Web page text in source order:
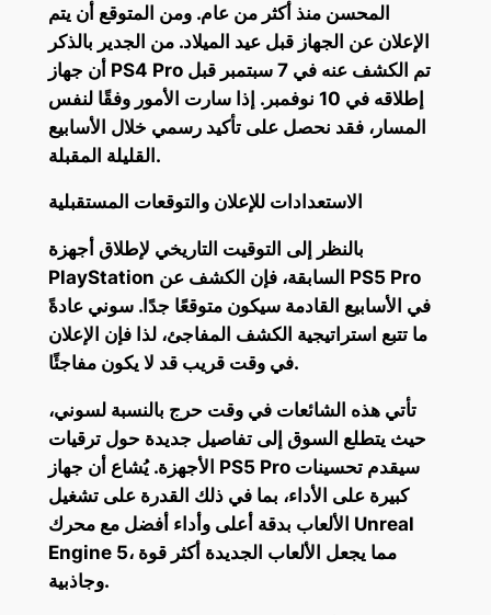
المحسن منذ أكثر من عام. ومن المتوقع أن يتم
الإعلان عن الجهاز قبل عيد الميلاد. من الجدير بالذكر
أن جهاز PS4 Pro تم الكشف عنه في 7 سبتمبر قبل
إطلاقه في 10 نوفمبر. إذا سارت الأمور وفقًا لنفس
المسار، فقد نحصل على تأكيد رسمي خلال الأسابيع
القليلة المقبلة.
الاستعدادات للإعلان والتوقعات المستقبلية
بالنظر إلى التوقيت التاريخي لإطلاق أجهزة
PlayStation السابقة، فإن الكشف عن PS5 Pro
في الأسابيع القادمة سيكون متوقعًا جدًا. سوني عادةً
ما تتبع استراتيجية الكشف المفاجئ، لذا فإن الإعلان
في وقت قريب قد لا يكون مفاجئًا.
تأتي هذه الشائعات في وقت حرج بالنسبة لسوني،
حيث يتطلع السوق إلى تفاصيل جديدة حول ترقيات
الأجهزة. يُشاع أن جهاز PS5 Pro سيقدم تحسينات
كبيرة على الأداء، بما في ذلك القدرة على تشغيل
الألعاب بدقة أعلى وأداء أفضل مع محرك Unreal
Engine 5، مما يجعل الألعاب الجديدة أكثر قوة
وجاذبية.